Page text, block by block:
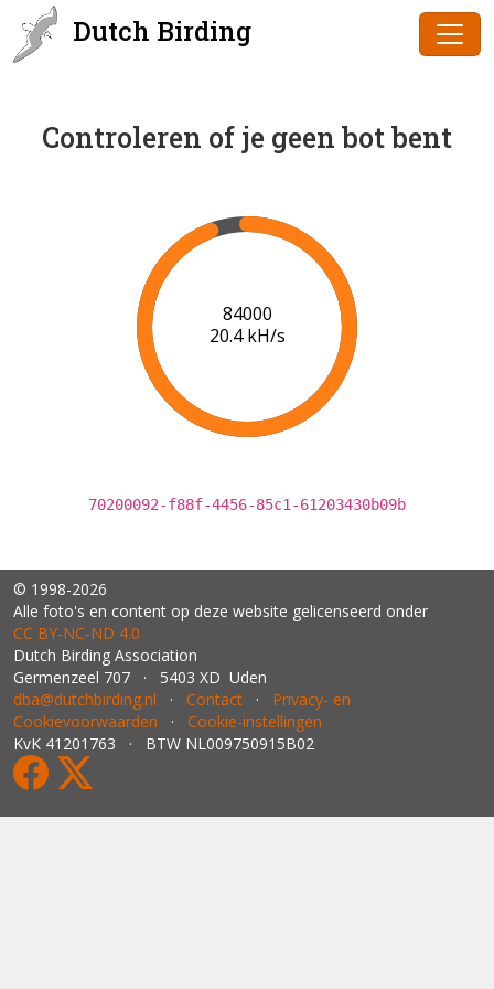
Dutch Birding
Controleren of je geen bot bent
87000
20.6 kH/s
70200092-f88f-4456-85c1-61203430b09b
© 1998-2026
Alle foto's en content op deze website gelicenseerd onder
CC BY‑NC‑ND 4.0
Dutch Birding Association
Germenzeel 707 · 5403 XD Uden
dba@dutchbirding.nl · Contact · Privacy- en
Cookievoorwaarden · Cookie-instellingen
KvK 41201763 · BTW NL009750915B02